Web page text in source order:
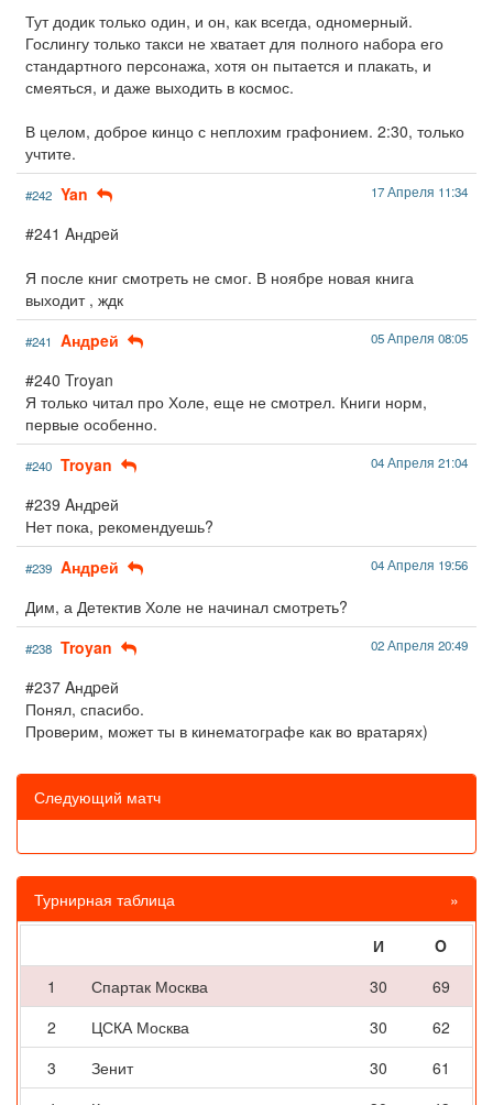
Тут додик только один, и он, как всегда, одномерный.
Гослингу только такси не хватает для полного набора его
стандартного персонажа, хотя он пытается и плакать, и
смеяться, и даже выходить в космос.
В целом, доброе кинцо с неплохим графонием. 2:30, только
учтите.
#242 Yan 17 Апреля 11:34
#241 Aндpeй
Я после книг смотреть не смог. В ноябре новая книга
выходит , ждк
#241 Aндpeй 05 Апреля 08:05
#240 Troyan
Я только читал про Холе, еще не смотрел. Книги норм,
первые особенно.
#240 Troyan 04 Апреля 21:04
#239 Aндpeй
Нет пока, рекомендуешь?
#239 Aндpeй 04 Апреля 19:56
Дим, а Детектив Холе не начинал смотреть?
#238 Troyan 02 Апреля 20:49
#237 Aндpeй
Понял, спасибо.
Проверим, может ты в кинематографе как во вратарях)
Следующий матч
Турнирная таблица »
И
O
1
Спартак Москва 30
69
2
ЦСКА Москва 30
62
3
Зенит 30
61